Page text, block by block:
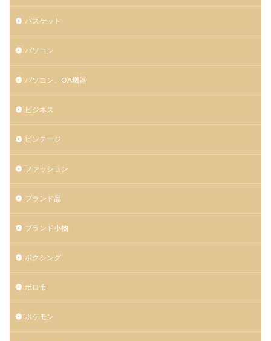
バスケット
パソコン
パソコン、OA機器
ビジネス
ビンテージ
ファッション
ブランド品
ブランド小物
ボクシング
ボロ市
ポケモン